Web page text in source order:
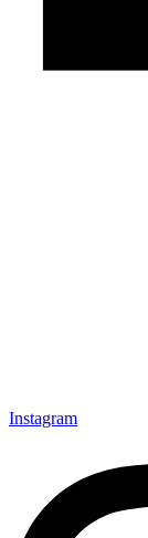
Instagram